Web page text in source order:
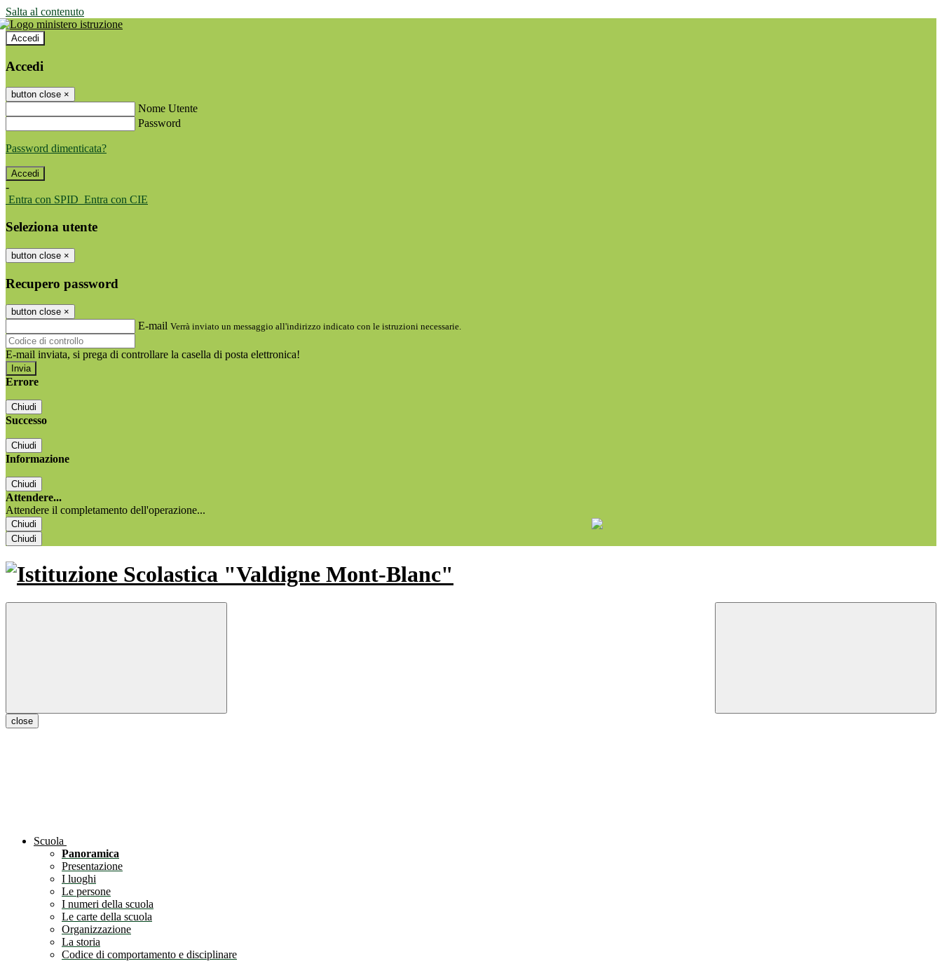
Salta al contenuto
Accedi
Accedi
button close ×
Nome Utente
Password
Password dimenticata?
-
Entra con SPID Entra con CIE
Seleziona utente
button close ×
Recupero password
button close ×
E-mail Verrà inviato un messaggio all'indirizzo indicato con le istruzioni necessarie.
E-mail inviata, si prega di controllare la casella di posta elettronica!
Errore
Chiudi
Successo
Chiudi
Informazione
Chiudi
Attendere...
Attendere il completamento dell'operazione...
Chiudi
Chiudi
close
Scuola
Panoramica
Presentazione
I luoghi
Le persone
I numeri della scuola
Le carte della scuola
Organizzazione
La storia
Codice di comportamento e disciplinare